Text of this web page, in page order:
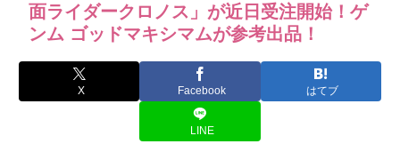
面ライダークロノス」が近日受注開始！ゲ
ンム ゴッドマキシマムが参考出品！
X Facebook はてブ
LINE